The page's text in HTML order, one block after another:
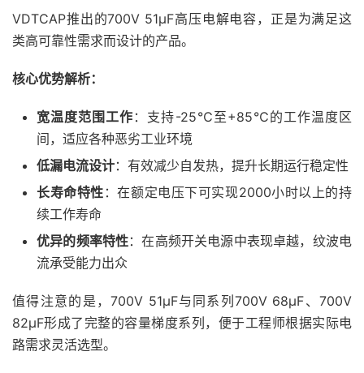
VDTCAP推出的700V 51μF高压电解电容，正是为满足这
类高可靠性需求而设计的产品。
核心优势解析：
宽温度范围工作 ：支持-25℃至+85℃的工作温度区
间，适应各种恶劣工业环境
低漏电流设计：有效减少自发热，提升长期运行稳定性
长寿命特性 ：在额定电压下可实现2000小时以上的持
续工作寿命
优异的频率特性：在高频开关电源中表现卓越，纹波电
流承受能力出众
值得注意的是，700V 51μF与同系列700V 68μF、700V
82μF形成了完整的容量梯度系列，便于工程师根据实际电
路需求灵活选型。